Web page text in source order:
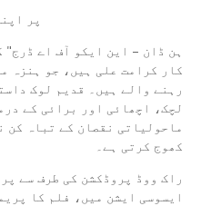
پر
کار کرامت علی ہیں، جو ہنزہ
رہنے والے ہیں۔ قدیم لوک
لچک، اچھائی اور برائی کے
ماحولیاتی نقصان کے تباہ کن
کھوج کرتی ہے۔
راک ووڈ پروڈکشن کی طرف سے
ایسوسی ایشن میں، فلم کا